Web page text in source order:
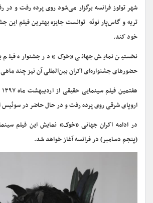
شهر تولوز فرانسه برگزار می‌شود روی پرده رفت و در
تریه و گاس‌پار نوئه توانست جایزه بهترین فیلم این
خود کند.
نخستین نمایش جهانی «خوک» در جشنواره فیلم
حضورهای جشنواره‌ای اکران بین‌المللی آن نیز چند
اروپای شرقی روی پرده رفت و در حال حاضر در سوئیس
در ادامه اکران جهانی «خوک» نمایش این فیلم
(پنجم دسامبر) در فرانسه آغاز خواهد شد.